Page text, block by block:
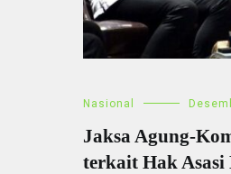
Nasional
Jaksa Agung-
terkait Hak Asasi